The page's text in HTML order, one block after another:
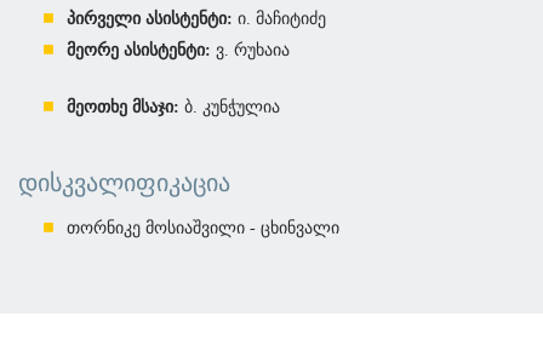
პირველი ასისტენტი: ი. მაჩიტიძე
მეორე ასისტენტი: ვ. რუხაია
მეოთხე მსაჯი: ბ. კუნჭულია
ᲓᲘᲡᲙᲕᲐᲚᲘᲤᲘᲙᲐᲪᲘᲐ
თორნიკე მოსიაშვილი - ცხინვალი